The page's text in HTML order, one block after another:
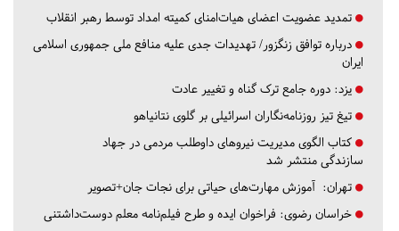
تمدید عضویت اعضای هیات‌امنای کمیته امداد توسط رهبر انقلاب
درباره توافق زنگزور/ تهدیدات جدی علیه منافع ملی جمهوری اسلامی
ایران
یزد: دوره جامع ترک گناه و تغییر عادت
تیغ تیز روزنامه‌نگاران اسرائیلی بر گلوی نتانیاهو
کتاب الگوی مدیریت نیروهای داوطلب مردمی در جهاد
سازندگی منتشر شد
تهران: آموزش مهارت‌های حیاتی برای نجات جان+تصویر
خراسان رضوی: فراخوان ایده و طرح فیلم‌نامه معلم دوست‌داشتنی